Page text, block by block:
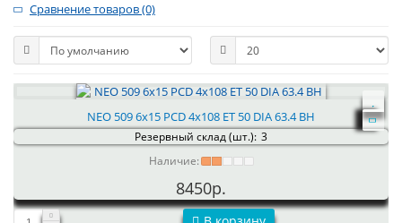
Сравнение товаров (0)
NEO 509 6x15 PCD 4x108 ET 50 DIA 63.4 BH
Резервный склад (шт.): 3
Наличие:
8450р.